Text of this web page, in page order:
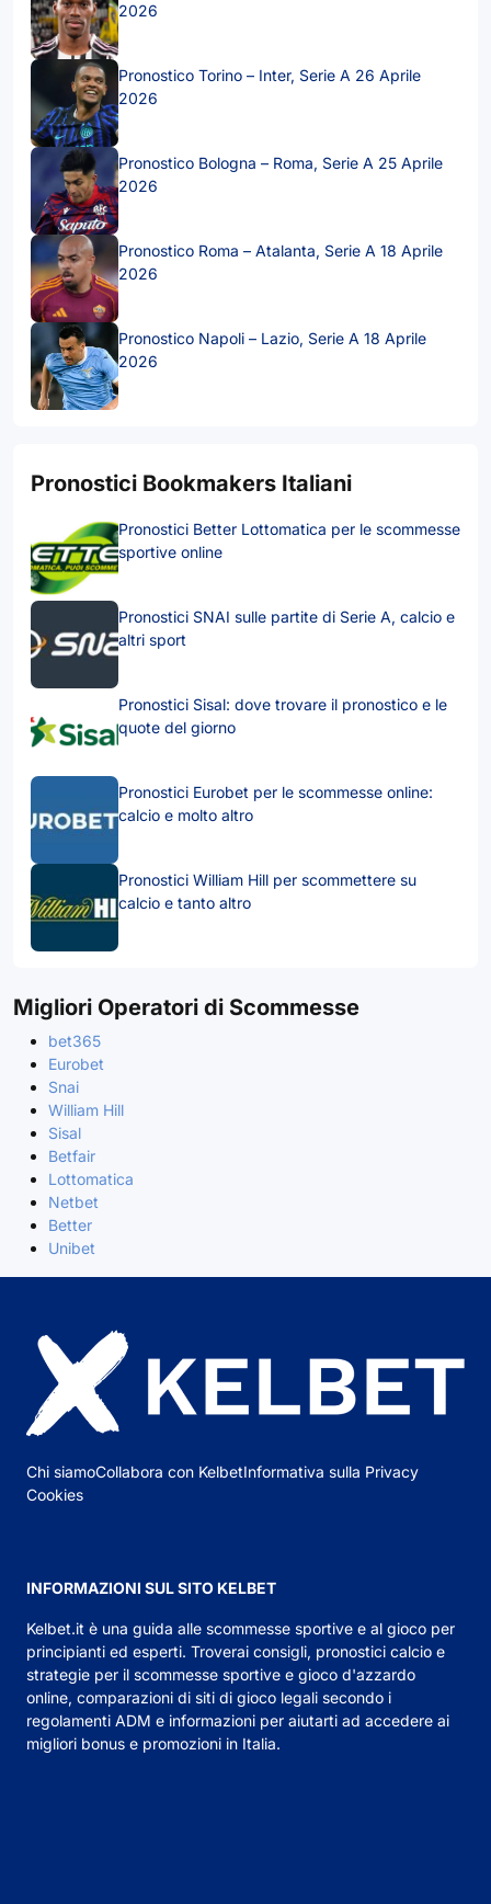
2026
Pronostico Torino – Inter, Serie A 26 Aprile
2026
Pronostico Bologna – Roma, Serie A 25 Aprile
2026
Pronostico Roma – Atalanta, Serie A 18 Aprile
2026
Pronostico Napoli – Lazio, Serie A 18 Aprile
2026
Pronostici Bookmakers Italiani
Pronostici Better Lottomatica per le scommesse
sportive online
Pronostici SNAI sulle partite di Serie A, calcio e
altri sport
Pronostici Sisal: dove trovare il pronostico e le
quote del giorno
Pronostici Eurobet per le scommesse online:
calcio e molto altro
Pronostici William Hill per scommettere su
calcio e tanto altro
Migliori Operatori di Scommesse
bet365
Eurobet
Snai
William Hill
Sisal
Betfair
Lottomatica
Netbet
Better
Unibet
Chi siamoCollabora con KelbetInformativa sulla Privacy
Cookies
INFORMAZIONI SUL SITO KELBET
Kelbet.it è una guida alle scommesse sportive e al gioco per
principianti ed esperti. Troverai consigli, pronostici calcio e
strategie per il scommesse sportive e gioco d'azzardo
online, comparazioni di siti di gioco legali secondo i
regolamenti ADM e informazioni per aiutarti ad accedere ai
migliori bonus e promozioni in Italia.